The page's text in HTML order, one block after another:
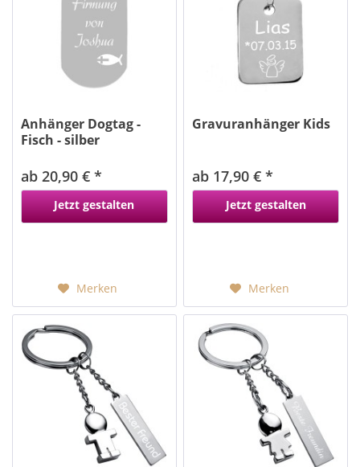
Anhänger Dogtag -
Fisch - silber
ab 20,90 € *
Jetzt gestalten
Merken
Gravuranhänger Kids
ab 17,90 € *
Jetzt gestalten
Merken